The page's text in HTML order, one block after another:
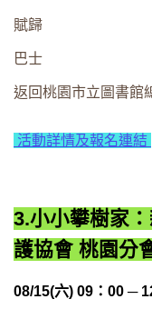
賦歸
巴士
返回桃園市立圖書館
活動詳情及報名連結
3.小小攀樹家
護協會 桃園分
08/15(六) 09：00 ─